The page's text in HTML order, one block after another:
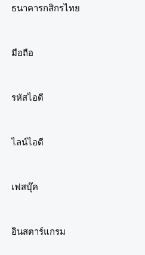
ธนาคารกสิกรไทย
มือถือ
รหัสไอดี
ไลน์ไอดี
เฟสบุ๊ค
อินสตาร์แกรม